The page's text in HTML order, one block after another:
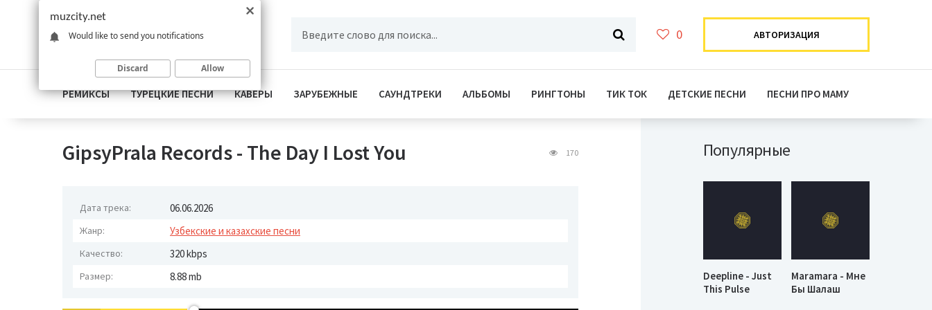
0 АВТОРИЗАЦИЯ
РЕМИКСЫ ТУРЕЦКИЕ ПЕСНИ КАВЕРЫ ЗАРУБЕЖНЫЕ САУНДТРЕКИ АЛЬБОМЫ РИНГТОНЫ ТИК ТОК ДЕТСКИЕ ПЕСНИ ПЕСНИ ПРО МАМУ
GipsyPrala Records - The Day I Lost You 170
Дата трека: 06.06.2026
Жанр: Узбекские и казахские песни
Качество: 320 kbps
Размер: 8.88 mb
Популярные
Deepline - Just
This Pulse
Maramara - Мне
Бы Шалаш
muzcity.net
Would like to send you notifications
Discard Allow